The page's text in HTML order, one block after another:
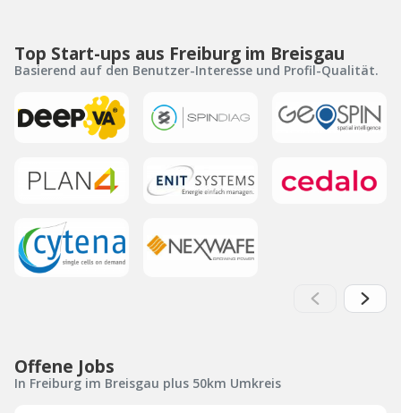
Top Start-ups aus Freiburg im Breisgau
Basierend auf den Benutzer-Interesse und Profil-Qualität.
Offene Jobs
In Freiburg im Breisgau plus 50km Umkreis